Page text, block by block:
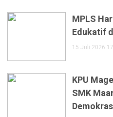
MPLS
Edukatif
15 Juli 2026
KPU
SMK